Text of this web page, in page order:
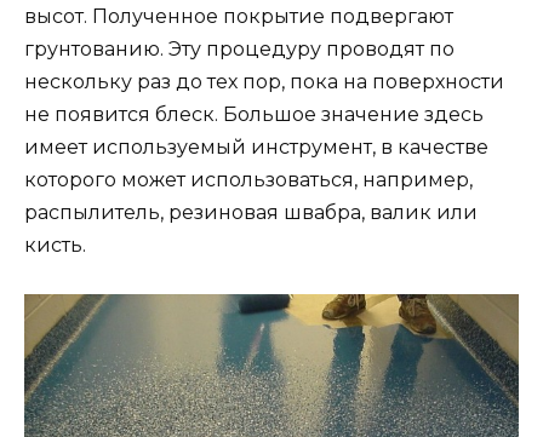
высот. Полученное покрытие подвергают
грунтованию. Эту процедуру проводят по
нескольку раз до тех пор, пока на поверхности
не появится блеск. Большое значение здесь
имеет используемый инструмент, в качестве
которого может использоваться, например,
распылитель, резиновая швабра, валик или
кисть.